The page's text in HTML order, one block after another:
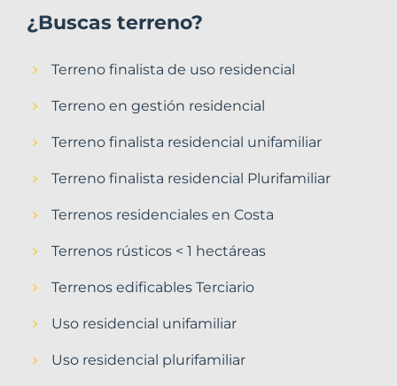
¿Buscas terreno?
Terreno finalista de uso residencial
Terreno en gestión residencial
Terreno finalista residencial unifamiliar
Terreno finalista residencial Plurifamiliar
Terrenos residenciales en Costa
Terrenos rústicos < 1 hectáreas
Terrenos edificables Terciario
Uso residencial unifamiliar
Uso residencial plurifamiliar